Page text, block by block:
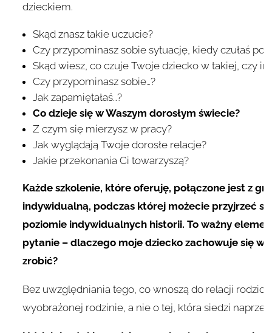
dzieckiem.
Skąd znasz takie uczucie?
Czy przypominasz sobie sytuację, kiedy czułaś
Skąd wiesz, co czuje Twoje dziecko w takiej, czy
Czy przypominasz sobie…?
Jak zapamiętałaś…?
Co dzieje się w Waszym dorosłym świecie?
Z czym się mierzysz w pracy?
Jak wyglądają Twoje dorosłe relacje?
Jakie przekonania Ci towarzyszą?
Każde szkolenie, które oferuję, połączone jest z
indywidualną, podczas której możecie przyjrzeć
poziomie indywidualnych historii. To ważny
pytanie – dlaczego moje dziecko zachowuje się w
zrobić?
Bez uwzględniania tego, co wnoszą do relacji
wyobrażonej rodzinie, a nie o tej, która siedzi